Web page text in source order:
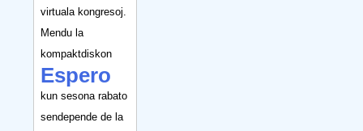
virtuala kongresoj.
Mendu la
kompaktdiskon
Espero
kun sesona rabato
sendepende de la